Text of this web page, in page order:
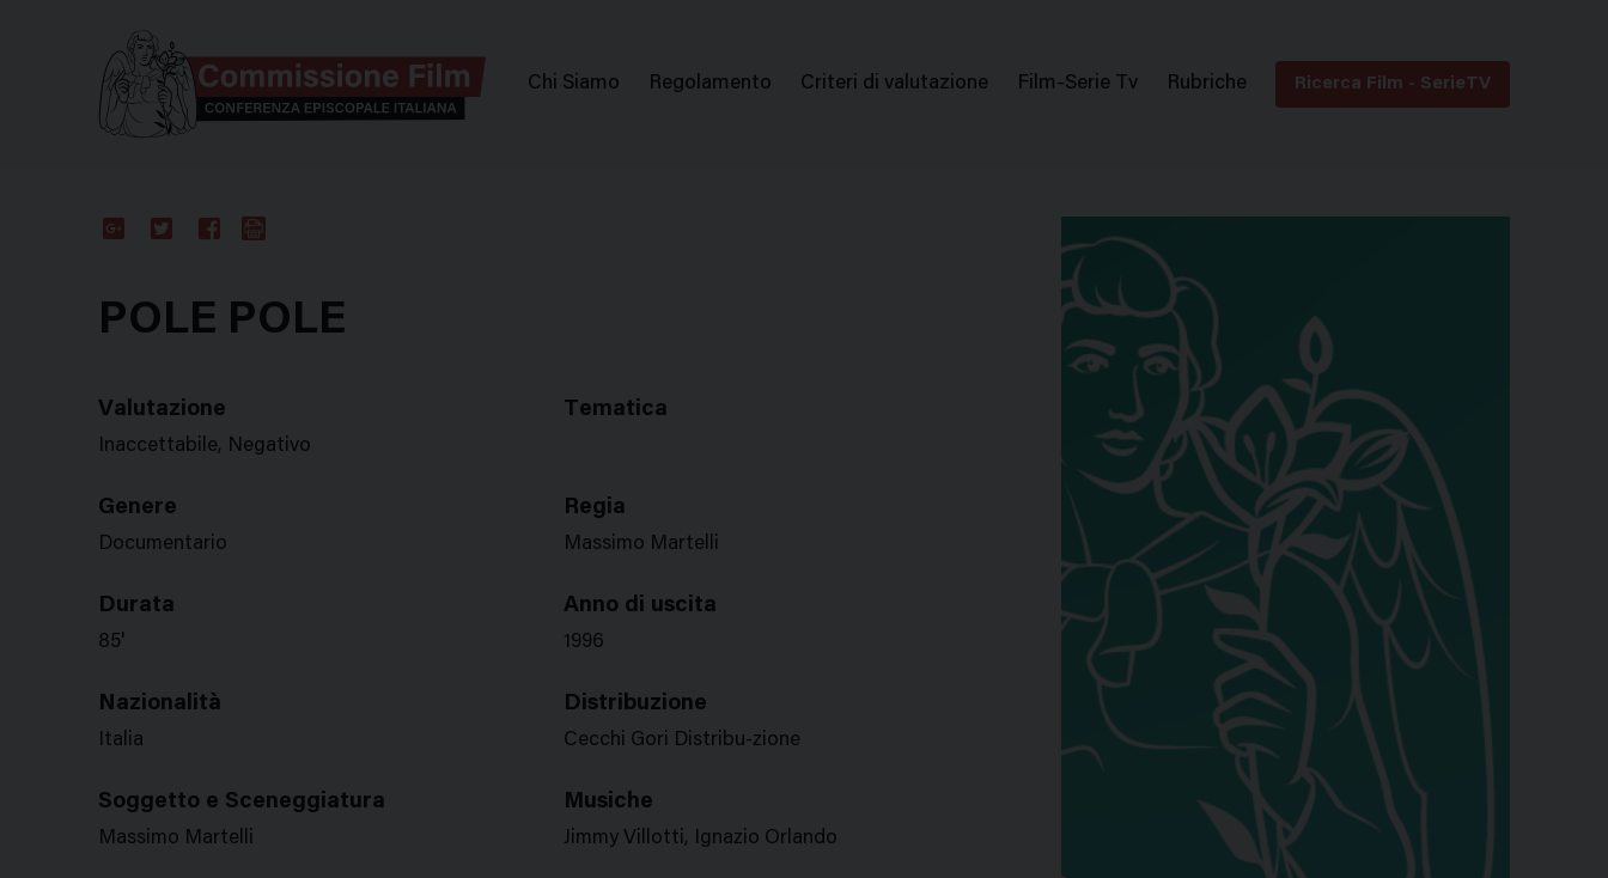
Menu
Chi Siamo Regolamento Criteri di valutazione Film-Serie Tv Rubriche Ricerca Film - SerieTV
POLE POLE
Valutazione
Inaccettabile, Negativo
Tematica
Genere
Documentario
Regia
Massimo Martelli
Durata
85'
Anno di uscita
1996
Nazionalità
Italia
Distribuzione
Cecchi Gori Distribu-zione
Soggetto e Sceneggiatura
Massimo Martelli
Musiche
Jimmy Villotti, Ignazio Orlando